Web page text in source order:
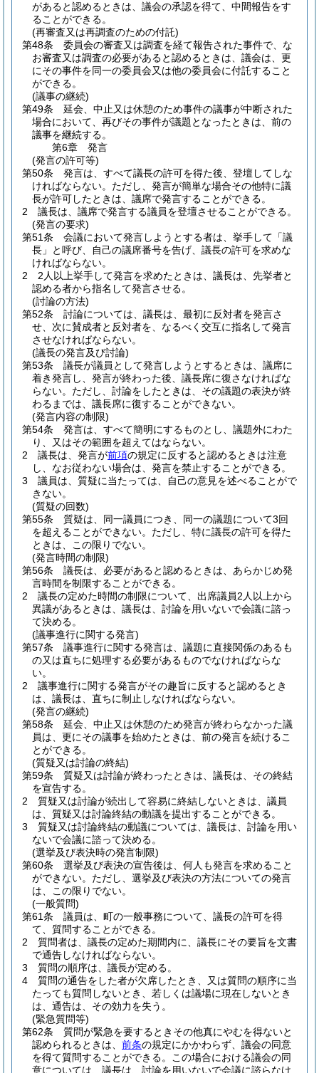
があると認めるときは、議会の承認を得て、中間報告をす
ることができる。
(再審査又は再調査のための付託)
第48条
委員会の審査又は調査を経て報告された事件で、な
お審査又は調査の必要があると認めるときは、議会は、更
にその事件を同一の委員会又は他の委員会に付託すること
ができる。
(議事の継続)
第49条
延会、中止又は休憩のため事件の議事が中断された
場合において、再びその事件が議題となったときは、前の
議事を継続する。
第6章
発言
(発言の許可等)
第50条
発言は、すべて議長の許可を得た後、登壇してしな
ければならない。 ただし、発言が簡単な場合その他特に議
長が許可したときは、議席で発言することができる。
2
議長は、議席で発言する議員を登壇させることができる。
(発言の要求)
第51条
会議において発言しようとする者は、挙手して「議
長」と呼び、自己の議席番号を告げ、議長の許可を求めな
ければならない。
2
2人以上挙手して発言を求めたときは、議長は、先挙者と
認める者から指名して発言させる。
(討論の方法)
第52条
討論については、議長は、最初に反対者を発言さ
せ、次に賛成者と反対者を、なるべく交互に指名して発言
させなければならない。
(議長の発言及び討論)
第53条
議長が議員として発言しようとするときは、議席に
着き発言し、発言が終わった後、議長席に復さなければな
らない。 ただし、討論をしたときは、その議題の表決が終
わるまでは、議長席に復することができない。
(発言内容の制限)
第54条
発言は、すべて簡明にするものとし、議題外にわた
り、又はその範囲を超えてはならない。
2
議長は、発言が前項の規定に反すると認めるときは注意
し、なお従わない場合は、発言を禁止することができる。
3
議員は、質疑に当たっては、自己の意見を述べることがで
きない。
(質疑の回数)
第55条
質疑は、同一議員につき、同一の議題について3回
を超えることができない。 ただし、特に議長の許可を得た
ときは、この限りでない。
(発言時間の制限)
第56条
議長は、必要があると認めるときは、あらかじめ発
言時間を制限することができる。
2
議長の定めた時間の制限について、出席議員2人以上から
異議があるときは、議長は、討論を用いないで会議に諮っ
て決める。
(議事進行に関する発言)
第57条
議事進行に関する発言は、議題に直接関係のあるも
の又は直ちに処理する必要があるものでなければならな
い。
2
議事進行に関する発言がその趣旨に反すると認めるとき
は、議長は、直ちに制止しなければならない。
(発言の継続)
第58条
延会、中止又は休憩のため発言が終わらなかった議
員は、更にその議事を始めたときは、前の発言を続けるこ
とができる。
(質疑又は討論の終結)
第59条
質疑又は討論が終わったときは、議長は、その終結
を宣告する。
2
質疑又は討論が続出して容易に終結しないときは、議員
は、質疑又は討論終結の動議を提出することができる。
3
質疑又は討論終結の動議については、議長は、討論を用い
ないで会議に諮って決める。
(選挙及び表決時の発言制限)
第60条
選挙及び表決の宣告後は、何人も発言を求めること
ができない。 ただし、選挙及び表決の方法についての発言
は、この限りでない。
(一般質問)
第61条
議員は、町の一般事務について、議長の許可を得
て、質問することができる。
2
質問者は、議長の定めた期間内に、議長にその要旨を文書
で通告しなければならない。
3
質問の順序は、議長が定める。
4
質問の通告をした者が欠席したとき、又は質問の順序に当
たっても質問しないとき、若しくは議場に現在しないとき
は、通告は、その効力を失う。
(緊急質問等)
第62条
質問が緊急を要するときその他真にやむを得ないと
認められるときは、 前条の規定にかかわらず、議会の同意
を得て質問することができる。
この場合における議会の同
意については、議長は、討論を用いないで会議に諮らなけ